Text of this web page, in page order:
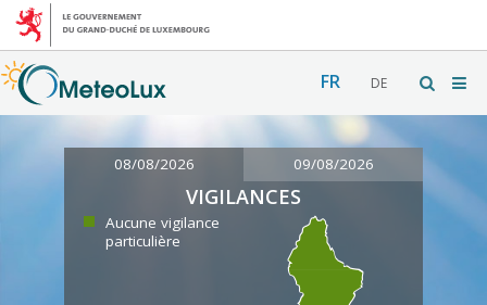
FR DE
08/08/2026 09/08/2026
VIGILANCES
Aucune vigilance
particulière